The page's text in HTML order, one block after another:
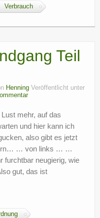
Verbrauch
Teil
Henning Veröffentlicht unter
mehr, auf das
und hier kann ich
also gibt es jetzt
… von links … …
furchtbar neugierig, wie
gut, das ist